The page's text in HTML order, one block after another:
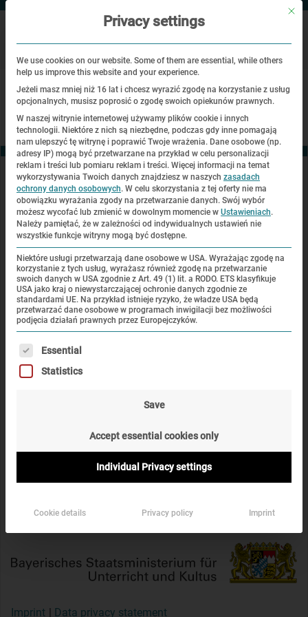
Kontakt
KZ-Gedenkstätte Dachau
Alte Römerstraße 75
85221 Dachau
Deutschland
+49 (0) 8131 - 66997 - 0
info@kz-gedenkstaette-dachau.de
Sponsorowany przez:
Imprint Data privacy statement
Mit
Privacy settings
We use cookies on our website. Some of them are essential, while others
help us improve this website and your experience.
Jeżeli masz mniej niż 16 lat i chcesz wyrazić zgodę na korzystanie z usług
opcjonalnych, musisz poprosić o zgodę swoich opiekunów prawnych.
W naszej witrynie internetowej używamy plików cookie i innych
technologii. Niektóre z nich są niezbędne, podczas gdy inne pomagają
nam ulepszyć tę witrynę i poprawić Twoje wrażenia. Dane osobowe (np.
adresy IP) mogą być przetwarzane na przykład w celu personalizacji
reklam i treści lub pomiaru reklam i treści. Więcej informacji na temat
wykorzystywania Twoich danych znajdziesz w naszych zasadach
ochrony danych osobowych. W celu skorzystania z tej oferty nie ma
obowiązku wyrażania zgody na przetwarzanie danych. Swój wybór
możesz wycofać lub zmienić w dowolnym momencie w Ustawieniach.
Należy pamiętać, że w zależności od indywidualnych ustawień nie
wszystkie funkcje witryny mogą być dostępne.
Niektóre usługi przetwarzają dane osobowe w USA. Wyrażając zgodę na
korzystanie z tych usług, wyrażasz również zgodę na przetwarzanie
swoich danych w USA zgodnie z Art. 49 (1) lit. a RODO. ETS klasyfikuje
USA jako kraj o niewystarczającej ochronie danych zgodnie ze
standardami UE. Na przykład istnieje ryzyko, że władze USA będą
przetwarzać dane osobowe w programach inwigilacji bez możliwości
podjęcia działań prawnych przez Europejczyków.
Poniżej znajduje się lista grup usług, dla których można
Essential
Statistics
Save
Accept essential cookies only
Individual Privacy settings
Cookie details Privacy policy Imprint